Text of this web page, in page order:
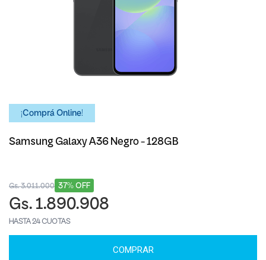
¡Comprá Online!
Samsung Galaxy A36 Negro - 128GB
37% OFF
Gs. 3.011.000
Gs. 1.890.908
HASTA 24 CUOTAS
COMPRAR